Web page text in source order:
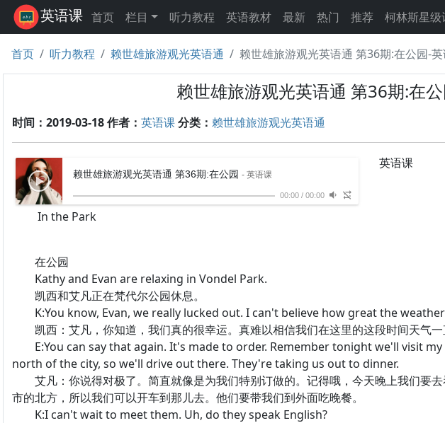
英语课 首页 栏目 听力教程 英语教材 最新 热门 推荐 柯林斯星级
首页 听力教程 赖世雄旅游观光英语通 赖世雄旅游观光英语通 第36期:在公园-
赖世雄旅游观光英语通 第36期:在
时间：2019-03-18作者： 英语课分类： 赖世雄旅游观光英语通
赖世雄旅游观光英语通 第36期:在公园 - 英语课
00:00 /00:00
英语课
In the Park
在公园
Kathy and Evan are relaxing in Vondel Park.
凯西和艾凡正在梵代尔公园休息。
K:You know, Evan, we really lucked out. I can't believe how great the
凯西：艾凡，你知道，我们真的很幸运。真难以相信我们在这里的这段时间天气一
E:You can say that again. It's made to order. Remember tonight we'll visit my
north of the city, so we'll drive out there. They're taking us out to dinner.
艾凡：你说得对极了。简直就像是为我们特别订做的。记得哦，今天晚上我们要
市的北方，所以我们可以开车到那儿去。他们要带我们到外面吃晚餐。
K:I can't wait to meet them. Uh, do they speak English?